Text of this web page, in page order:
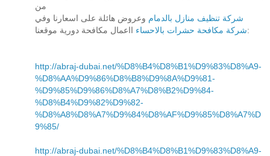
من
شركة تنظيف منازل بالدمام وعروض هائلة على اسعارنا وفي
شركة مكافحة حشرات بالاحساءااعمال مكافحة دورية موقعنا:
http://abraj-dubai.net/%D8%B4%D8%B1%D9%83%D8%A9-
%D8%AA%D9%86%D8%B8%D9%8A%D9%81-
%D9%85%D9%86%D8%A7%D8%B2%D9%84-
%D8%B4%D9%82%D9%82-
%D8%A8%D8%A7%D9%84%D8%AF%D9%85%D8%A7%D
9%85/
http://abraj-dubai.net/%D8%B4%D8%B1%D9%83%D8%A9-